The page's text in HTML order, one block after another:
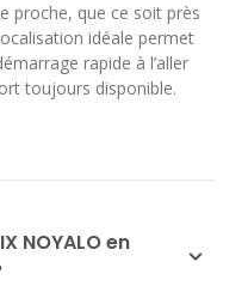
proche, que ce soit près
idéale permet
rapide à l’aller
toujours disponible.
NOYALO en